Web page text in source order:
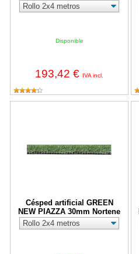
Disponible
193,42 € IVA incl.
Césped artificial GREEN
NEW PIAZZA 30mm Nortene